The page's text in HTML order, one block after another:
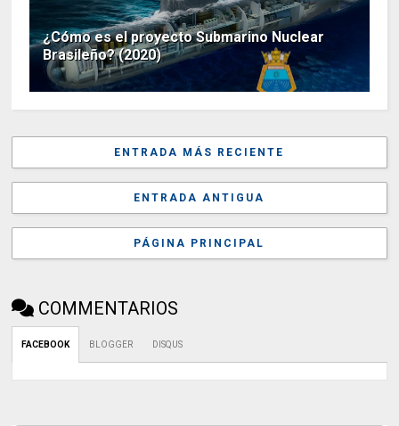
¿Cómo es el proyecto Submarino Nuclear
Brasileño? (2020)
ENTRADA MÁS RECIENTE
ENTRADA ANTIGUA
PÁGINA PRINCIPAL
COMMENTARIOS
FACEBOOK BLOGGER DISQUS